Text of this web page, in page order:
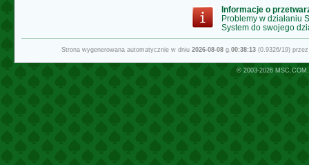
Informacje o
Problemy w działaniu
System do swojego
Strona wygenerowana automatycznie w dniu 2026-08-08g.00:38:13(0.9326/19)
© 2003-2026